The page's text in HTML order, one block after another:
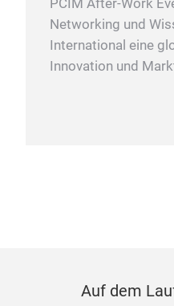
PCIM After-Work
Networking und
International eine
Innovation und
Auf dem